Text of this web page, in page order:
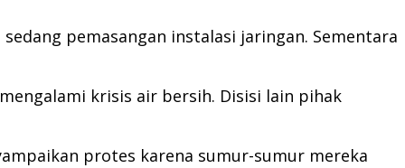
pemasangan instalasi jaringan. Sementara
krisis air bersih. Disisi lain pihak
protes karena sumur-sumur mereka